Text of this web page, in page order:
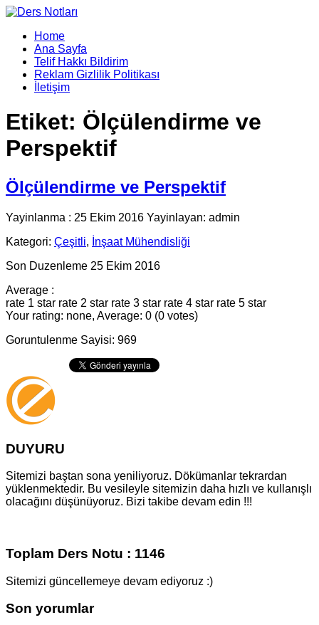
Home
Ana Sayfa
Telif Hakkı Bildirim
Reklam Gizlilik Politikası
İletişim
Etiket: Ölçülendirme ve
Perspektif
Ölçülendirme ve Perspektif
Yayinlanma : 25 Ekim 2016 Yayinlayan: admin
Kategori: Çeşitli, İnşaat Mühendisliği
Son Duzenleme 25 Ekim 2016
Average :
rate 1 star rate 2 star rate 3 star rate 4 star rate 5 star
Your rating: none, Average: 0 (0 votes)
Goruntulenme Sayisi: 969
DUYURU
Sitemizi baştan sona yeniliyoruz. Dökümanlar tekrardan
yüklenmektedir. Bu vesileyle sitemizin daha hızlı ve kullanışlı
olacağını düşünüyoruz. Bizi takibe devam edin !!!
Toplam Ders Notu : 1146
Sitemizi güncellemeye devam ediyoruz :)
Son yorumlar